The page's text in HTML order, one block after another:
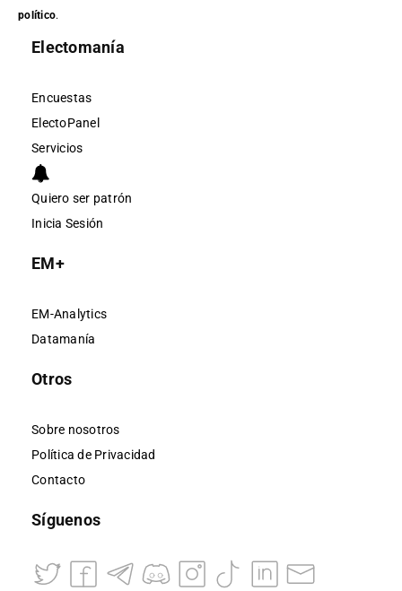
político.
Electomanía
Encuestas
ElectoPanel
Servicios
Quiero ser patrón
Inicia Sesión
EM+
EM-Analytics
Datamanía
Otros
Sobre nosotros
Política de Privacidad
Contacto
Síguenos